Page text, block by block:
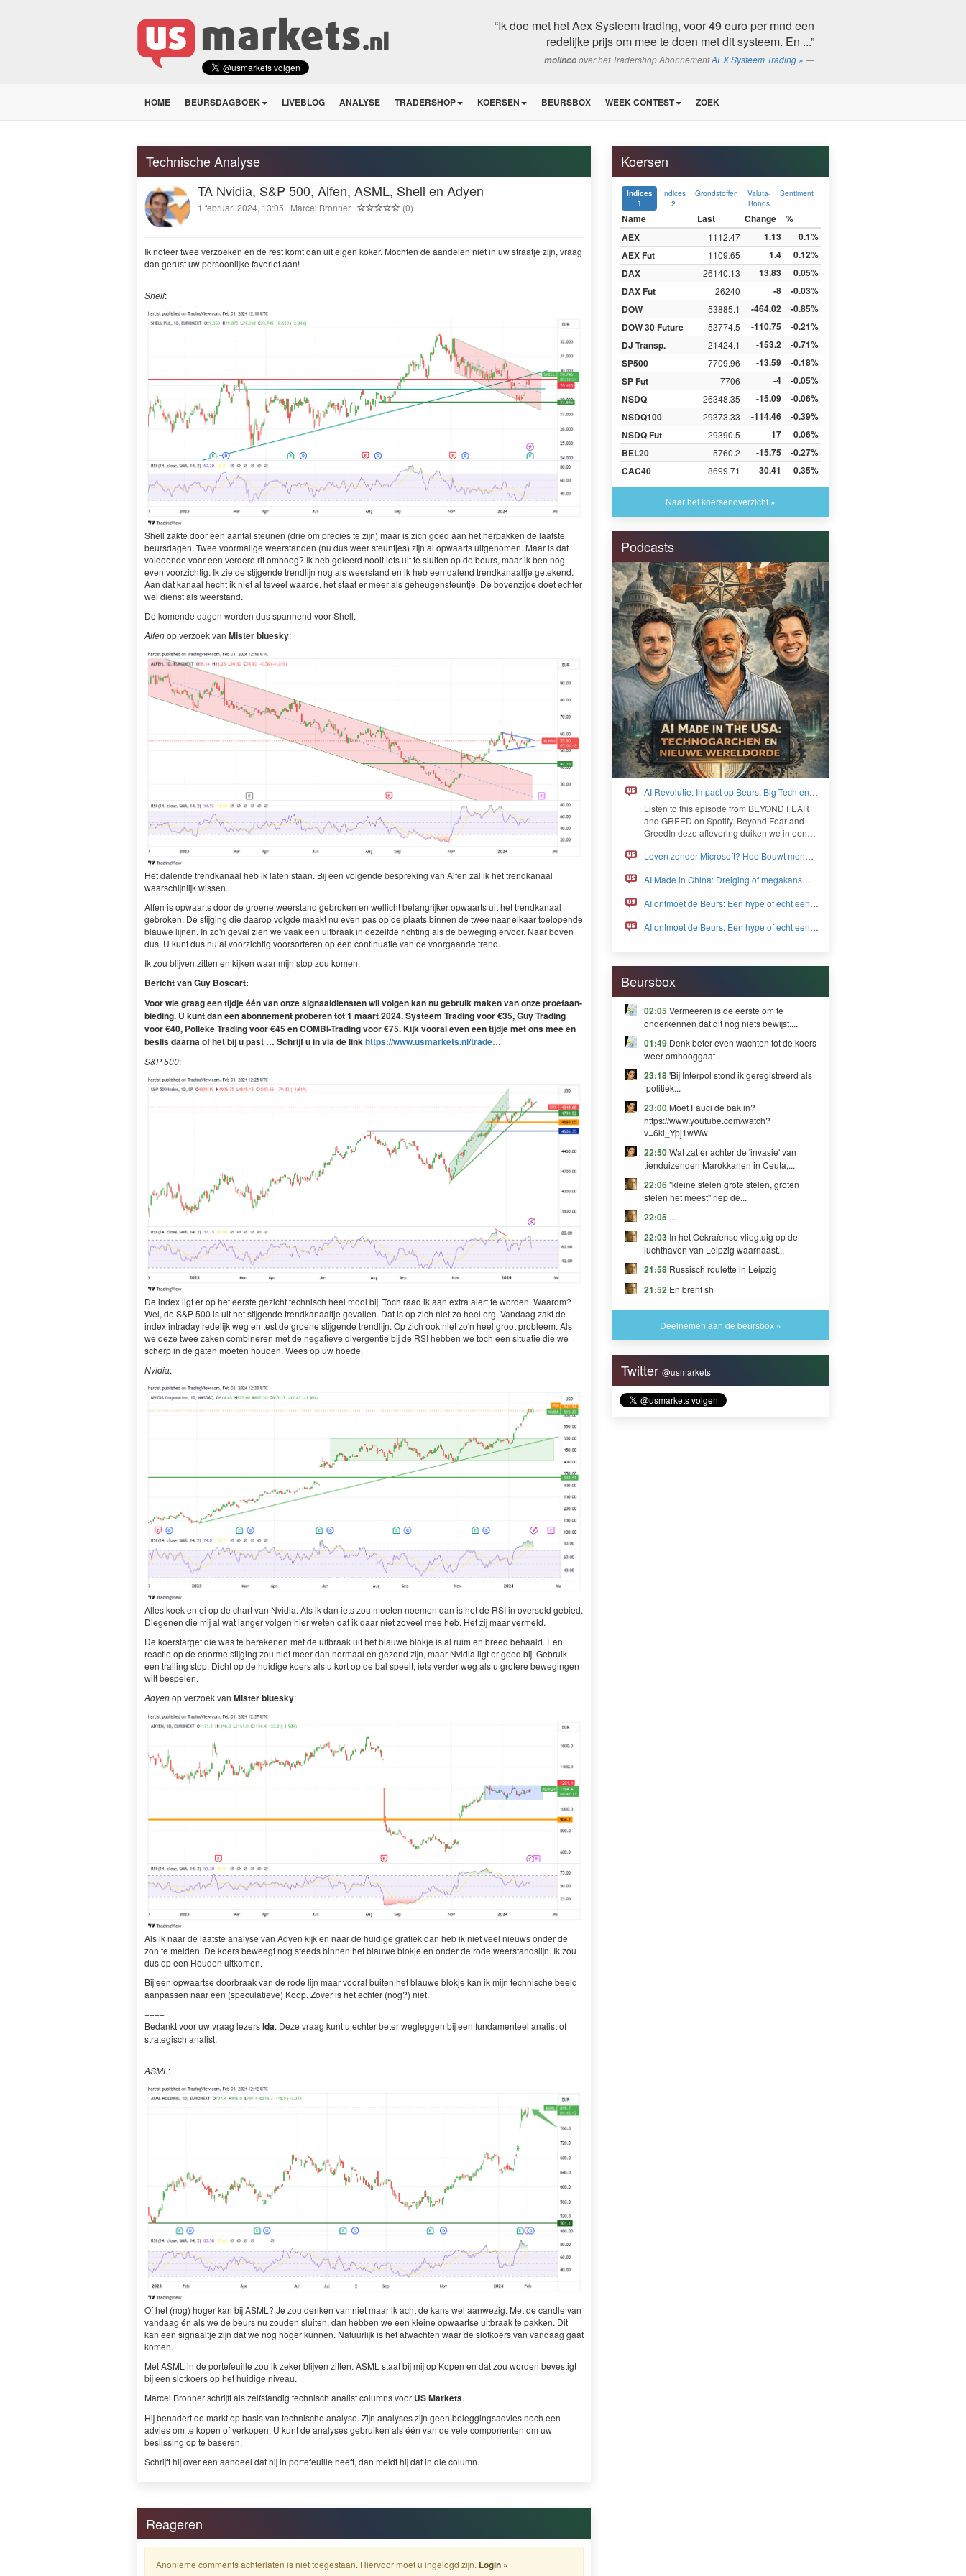
“Ik doe met het Aex Systeem trading, voor 49 euro per mnd een
redelijke prijs om mee te doen met dit systeem. En ...”
molincoover het Tradershop AbonnementAEX Systeem Trading »
HOME BEURSDAGBOEK LIVEBLOG ANALYSE TRADERSHOP KOERSEN BEURSBOX WEEK CONTEST ZOEK
Technische Analyse
TA Nvidia, S&P 500, Alfen, ASML, Shell en Adyen
1 februari 2024, 13:05 | Marcel Bronner | (0)
Ik noteer twee verzoeken en de rest komt dan uit eigen koker. Mochten de aandelen niet in uw straatje zijn, vraag
dan gerust uw persoonlijke favoriet aan!
Shell:
Shell zakte door een aantal steunen (drie om precies te zijn) maar is zich goed aan het herpakken de laatste
beursdagen. Twee voormalige weerstanden (nu dus weer steuntjes) zijn al opwaarts uitgenomen. Maar is dat
voldoende voor een verdere rit omhoog? Ik heb geleerd nooit iets uit te sluiten op de beurs, maar ik ben nog
even voorzichtig. Ik zie de stijgende trendlijn nog als weerstand en ik heb een dalend trendkanaaltje getekend.
Aan dat kanaal hecht ik niet al teveel waarde, het staat er meer als geheugensteuntje. De bovenzijde doet echter
wel dienst als weerstand.
De komende dagen worden dus spannend voor Shell.
Alfenop verzoek van Mister bluesky:
Het dalende trendkanaal heb ik laten staan. Bij een volgende bespreking van Alfen zal ik het trendkanaal
waarschijnlijk wissen.
Alfen is opwaarts door de groene weerstand gebroken en wellicht belangrijker opwaarts uit het trendkanaal
gebroken. De stijging die daarop volgde maakt nu even pas op de plaats binnen de twee naar elkaar toelopende
blauwe lijnen. In zo'n geval zien we vaak een uitbraak in dezelfde richting als de beweging ervoor. Naar boven
dus. U kunt dus nu al voorzichtig voorsorteren op een continuatie van de voorgaande trend.
Ik zou blijven zitten en kijken waar mijn stop zou komen.
Bericht van Guy Boscart:
Voor wie graag een tijd­je één van onze sig­naal­dien­sten wil vol­gen kan nu gebruik mak­en van onze proe­faan­
bied­ing. U kunt dan een abon­nement proberen tot 1 maart 2024. Sys­teem Trad­ing voor €35, Guy Trad­ing
voor €40, Polleke Trad­ing voor €45 en COM­BI-Trad­ing voor €75. Kijk vooral even een tijd­je met ons mee en
beslis daar­na of het bij u past … Schri­jf u in via de linkhttps://​www​.usmar​kets​.nl/​trade…
S&P 500:
De index ligt er op het eerste gezicht technisch heel mooi bij. Toch raad ik aan extra alert te worden. Waarom?
Wel, de S&P 500 is uit het stijgende trendkanaaltje gevallen. Dat is op zich niet zo heel erg. Vandaag zakt de
index intraday redelijk weg en test de groene stijgende trendlijn. Op zich ook niet zo'n heel groot probleem. Als
we deze twee zaken combineren met de negatieve divergentie bij de RSI hebben we toch een situatie die we
scherp in de gaten moeten houden. Wees op uw hoede.
Nvidia:
Alles koek en ei op de chart van Nvidia. Als ik dan iets zou moeten noemen dan is het de RSI in oversold gebied.
Diegenen die mij al wat langer volgen hier weten dat ik daar niet zoveel mee heb. Het zij maar vermeld.
De koerstarget die was te berekenen met de uitbraak uit het blauwe blokje is al ruim en breed behaald. Een
reactie op de enorme stijging zou niet meer dan normaal en gezond zijn, maar Nvidia ligt er goed bij. Gebruik
een trailing stop. Dicht op de huidige koers als u kort op de bal speelt, iets verder weg als u grotere bewegingen
wilt bespelen.
Adyenop verzoek van Mister bluesky:
Als ik naar de laatste analyse van Adyen kijk en naar de huidige grafiek dan heb ik niet veel nieuws onder de
zon te melden. De koers beweegt nog steeds binnen het blauwe blokje en onder de rode weerstandslijn. Ik zou
dus op een Houden uitkomen.
Bij een opwaartse doorbraak van de rode lijn maar vooral buiten het blauwe blokje kan ik mijn technische beeld
aanpassen naar een (speculatieve) Koop. Zover is het echter (nog?) niet.
++++
Bedankt voor uw vraag lezerslda. Deze vraag kunt u echter beter wegleggen bij een fundamenteel analist of
strategisch analist.
++++
ASML :
Of het (nog) hoger kan bij ASML? Je zou denken van niet maar ik acht de kans wel aanwezig. Met de candle van
vandaag én als we de beurs nu zouden sluiten, dan hebben we een kleine opwaartse uitbraak te pakken. Dit
kan een signaaltje zijn dat we nog hoger kunnen. Natuurlijk is het afwachten waar de slotkoers van vandaag gaat
komen.
Met ASML in de portefeuille zou ik zeker blijven zitten. ASML staat bij mij op Kopen en dat zou worden bevestigt
bij een slotkoers op het huidige niveau.
Marcel Bronner schrijft als zelfstandig technisch analist columns voor US Markets.
Hij benadert de markt op basis van technische analyse. Zijn analyses zijn geen beleggingsadvies noch een
advies om te kopen of verkopen. U kunt de analyses gebruiken als één van de vele componenten om uw
beslissing op te baseren.
Schrijft hij over een aandeel dat hij in portefeuille heeft, dan meldt hij dat in die column.
Reageren
Anonieme comments achterlaten is niet toegestaan. Hiervoor moet u ingelogd zijn. Login »
Koersen
Indices
1
Indices
2
Grondstoffen
Valuta-
Bonds
Sentiment
Name Last Change
%
AEX
1112.47 1.13
0.1%
AEX Fut
1109.65 1.4
0.12%
DAX
26140.13 13.83
0.05%
DAX Fut
26240 -8
-0.03%
DOW
53885.1 -464.02
-0.85%
DOW 30 Future
53774.5 -110.75
-0.21%
DJ Transp.
21424.1 -153.2
-0.71%
SP500
7709.96 -13.59
-0.18%
SP Fut
7706 -4
-0.05%
NSDQ
26348.35 -15.09
-0.06%
NSDQ100
29373.33 -114.46
-0.39%
NSDQ Fut
29390.5 17
0.06%
BEL20
5760.2 -15.75
-0.27%
CAC40
8699.71 30.41 0.35%
Naar het koersenoverzicht »
Podcasts
AI Revolutie: Impact op Beurs, Big Tech en
Nieuwe Wereldorde - BEYOND FEAR and
GREED
Lis­ten to this episode from BEYOND FEAR
andGREED on Spo­ti­fy. Beyond Fear and
Greed­In deze aflev­er­ing duiken we in een…
Leven zonder Microsoft? Hoe Bouwt men
BEYOND FEAR and GREED
AI Made in China: Dreiging of megakans
GREED
AI ontmoet de Beurs: Een hype of echt een
GREED
AI ontmoet de Beurs: Een hype of echt een
Beursbox
02:05 Vermeeren is de eerste om te
onderkennen dat dit nog niets bewijst....
01:49 Denk beter even wachten tot de koers
weer omhooggaat .
23:18'Bij Interpol stond ik geregistreerd als
‘politiek...
23:00 Moet Fauci de bak in?
https://www.youtube.com/watch?
v=6ki_Ypj1wWw
22:50Wat zat er achter de 'invasie' van
tienduizenden Marokkanen in Ceuta,...
22:06"kleine stelen grote stelen, groten
stelen het meest" riep de...
22:05 ...
22:03 In het Oekraïense vliegtuig op de
luchthaven van Leipzig waarnaast...
21:58 Russisch roulette in Leipzig
21:52 En brent sh
Deelnemen aan de beursbox »
Twitter@usmarkets